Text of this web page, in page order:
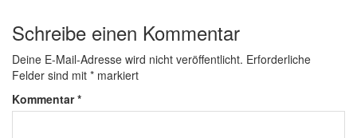
Schreibe einen Kommentar
Deine E-Mail-Adresse wird nicht veröffentlicht. Erforderliche
Felder sind mit * markiert
Kommentar*